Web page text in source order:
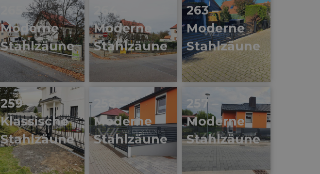
265 –
Moderne
Stahlzäune
264 –
Moderne
Stahlzäune
263 –
Moderne
Stahlzäune
259 –
Klassische
Stahlzäune
258 –
Moderne
Stahlzäune
257 –
Moderne
Stahlzäune